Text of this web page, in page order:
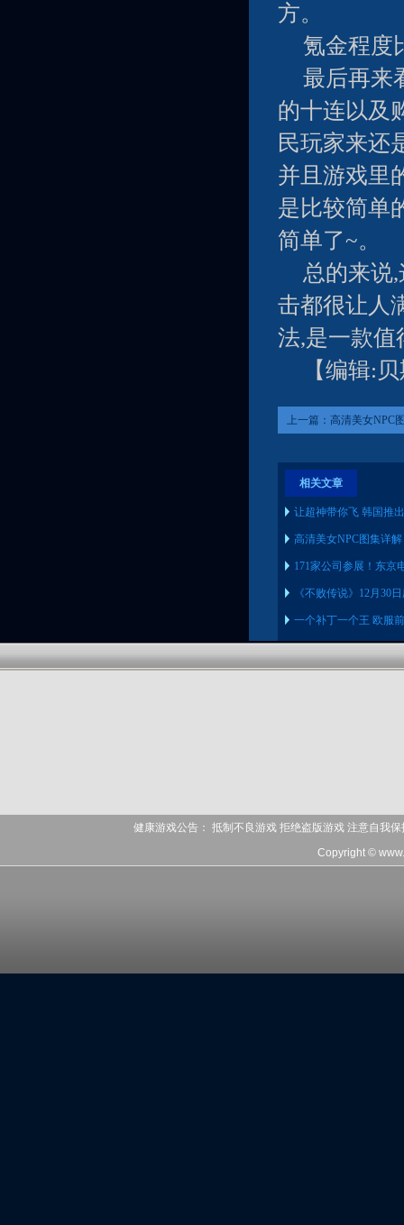
方。
氪金程度
最后再来
的十连以及
民玩家来还
并且游戏里
是比较简单
简单了~。
总的来说
击都很让人
法,是一款值
【编辑:
上一篇： 高清美女NPC
相关文章
让超神带你飞 韩国推
高清美女NPC图集详
171家公司参展！东京
《不败传说》12月30
一个补丁一个王 欧服
健康游戏公告： 抵制不良游戏 拒绝盗版游戏 注意自我
Copyright ©